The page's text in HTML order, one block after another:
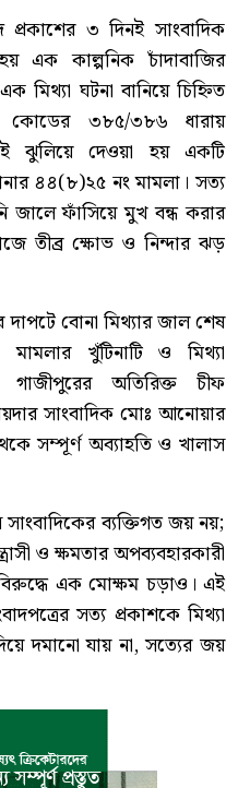
৩ দিনই সাংবাদিক
এক কাল্পনিক চাঁদাবাজির
ঘটনা বানিয়ে চিহ্নিত
কোডের ৩৮৫/৩৮৬ ধারায়
ঝুলিয়ে দেওয়া হয় একটি
৪৪(৮)২৫ নং মামলা। সত্য
জালে ফাঁসিয়ে মুখ বন্ধ করার
তীব্র ক্ষোভ ও নিন্দার ঝড়
বোনা মিথ্যার জাল শেষ
খুঁটিনাটি ও মিথ্যা
গাজীপুরের অতিরিক্ত চীফ
সাংবাদিক মোঃ আনোয়ার
সম্পূর্ণ অব্যাহতি ও খালাস
ব্যক্তিগত জয় নয়;
ও ক্ষমতার অপব্যবহারকারী
এক মোক্ষম চড়াও। এই
সত্য প্রকাশকে মিথ্যা
দমানো যায় না, সত্যের জয়